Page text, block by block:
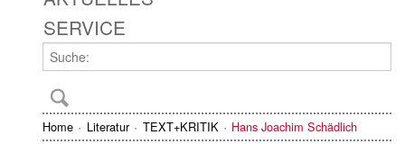
SERVICE
Home Literatur TEXT+KRITIK Hans Joachim Schädlich